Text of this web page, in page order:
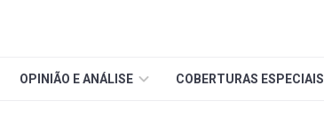
OPINIÃO E ANÁLISE COBERTURAS ESPECIAIS